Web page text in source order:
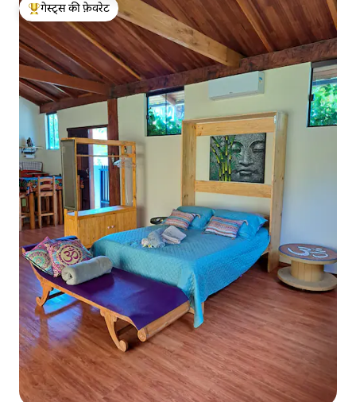
गेस्ट्स का टॉप फ़ेवरेट
गेस्ट्स की फ़ेवरेट